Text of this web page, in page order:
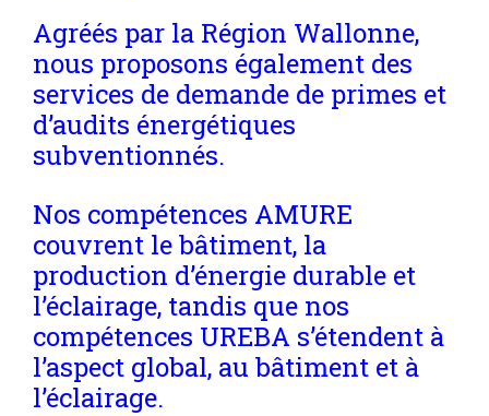
Agréés par la Région Wallonne,
nous proposons également des
services de demande de primes et
d’audits énergétiques
subventionnés.
Nos compétences AMURE
couvrent le bâtiment, la
production d’énergie durable et
l’éclairage, tandis que nos
compétences UREBA s’étendent à
l’aspect global, au bâtiment et à
l’éclairage.